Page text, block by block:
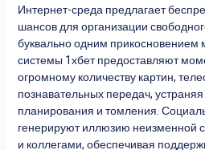
Интернет-среда предлагает
шансов для организации
буквально одним прикосновением
системы 1хбет предоставляют
огромному количеству картин,
познавательных передач,
планирования и томления.
генерируют иллюзию неизменной
и коллегами, обеспечивая